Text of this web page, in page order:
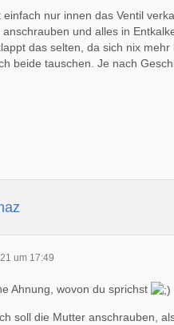
einfach nur innen das Ventil
anschrauben und alles in
das selten, da sich nix mehr
beide tauschen. Je nach
um 17:49
Ahnung, wovon du sprichst
soll die Mutter anschrauben,